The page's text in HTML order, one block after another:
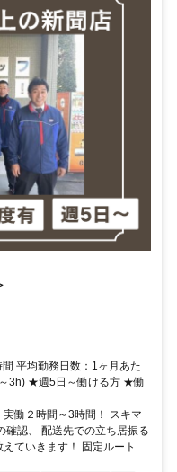
平均勤務日数：1ヶ月あた
3h) ★週5日～働ける方 ★働
働２時間～3時間！ スキマ
確認、 配送先での立ち居振る
ていきます！ 固定ルート